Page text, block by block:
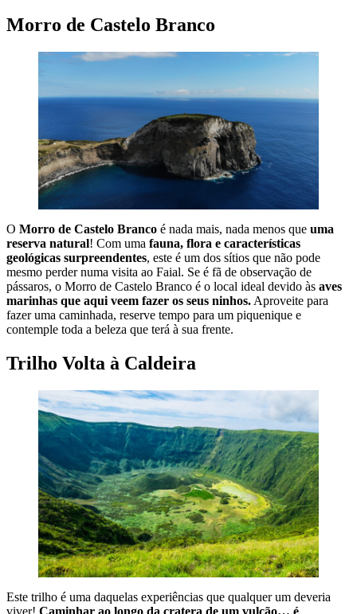
Morro de Castelo Branco
O Morro de Castelo Branco é nada mais, nada menos que uma
reserva natural! Com uma fauna, flora e características
geológicas surpreendentes, este é um dos sítios que não pode
mesmo perder numa visita ao Faial. Se é fã de observação de
pássaros, o Morro de Castelo Branco é o local ideal devido às aves
marinhas que aqui veem fazer os seus ninhos. Aproveite para
fazer uma caminhada, reserve tempo para um piquenique e
contemple toda a beleza que terá à sua frente.
Trilho Volta à Caldeira
Este trilho é uma daquelas experiências que qualquer um deveria
viver! Caminhar ao longo da cratera de um vulcão… é